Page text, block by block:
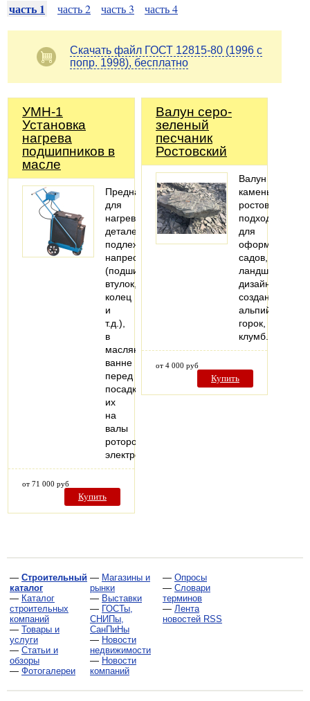
часть 1 часть 2 часть 3 часть 4
Скачать файл ГОСТ 12815-80 (1996 с
попр. 1998), бесплатно
УМН-1
Установка
нагрева
подшипников в
масле
Предназначена
для
нагрева
деталей,
подлежащих
напрессовке
(подшипников,
втулок,
колец
и
т.д.),
в
масляной
ванне
перед
посадкой
их
на
валы
роторов
электродвигателей…
от 71 000 руб
Купить
Валун серо-
зеленый
песчаник
Ростовский
Валун
камень
ростовский
подходит
для
оформления
садов,
ландшафтного
дизайна,
создания
альпийских
горок,
клумб.
от 4 000 руб
Купить
— Строительный
каталог
— Каталог
строительных
компаний
— Товары и
услуги
— Статьи и
обзоры
— Фотогалереи
— Магазины и
рынки
— Выставки
— ГОСТы,
СНИПы,
СанПиНы
— Новости
недвижимости
— Новости
компаний
— Опросы
— Словари
терминов
— Лента
новостей RSS